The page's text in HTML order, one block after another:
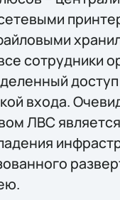
сотрудники
входа.
ЛВС